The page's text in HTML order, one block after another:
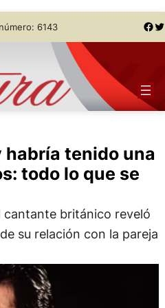
6143 Facebook Twitter
habría tenido una
todo lo que se
cantante británico reveló
su relación con la pareja